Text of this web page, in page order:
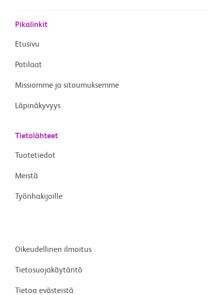
Pikalinkit
Etusivu
Potilaat
Missiomme ja sitoumuksemme
Läpinäkyvyys
Tietolähteet
Tuotetiedot
Meistä
Työnhakijoille
Oikeudellinen ilmoitus
Tietosuojakäytäntö
Tietoa evästeistä